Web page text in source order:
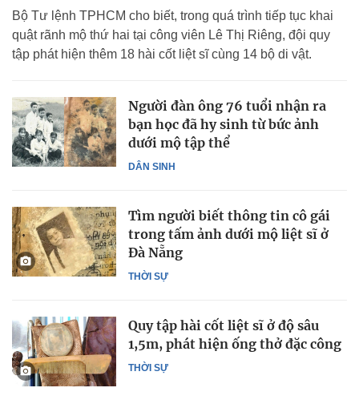
Bộ Tư lệnh TPHCM cho biết, trong quá trình tiếp tục khai
quật rãnh mộ thứ hai tại công viên Lê Thị Riêng, đội quy
tập phát hiện thêm 18 hài cốt liệt sĩ cùng 14 bộ di vật.
DÂN SINH
Người đàn ông 76 tuổi nhận ra
bạn học đã hy sinh từ bức ảnh
dưới mộ tập thể
THỜI SỰ
Tìm người biết thông tin cô gái
trong tấm ảnh dưới mộ liệt sĩ ở
Đà Nẵng
THỜI SỰ
Quy tập hài cốt liệt sĩ ở độ sâu
1,5m, phát hiện ống thở đặc công